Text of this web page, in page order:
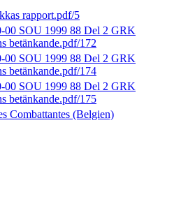
rapport.pdf/5
00 SOU 1999 88 Del 2 GRK
betänkande.pdf/172
00 SOU 1999 88 Del 2 GRK
betänkande.pdf/174
00 SOU 1999 88 Del 2 GRK
betänkande.pdf/175
Combattantes (Belgien)